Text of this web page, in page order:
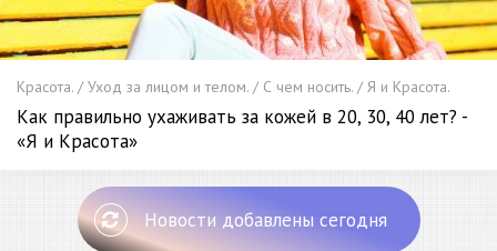
Красота. / Уход за лицом и телом. / С чем носить. / Я и Красота.
Как правильно ухаживать за кожей в 20, 30, 40 лет? -
«Я и Красота»
Новости добавлены сегодня